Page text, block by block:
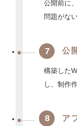
公開前に
問題がな
7 公
構築した
し、制作
8 ア